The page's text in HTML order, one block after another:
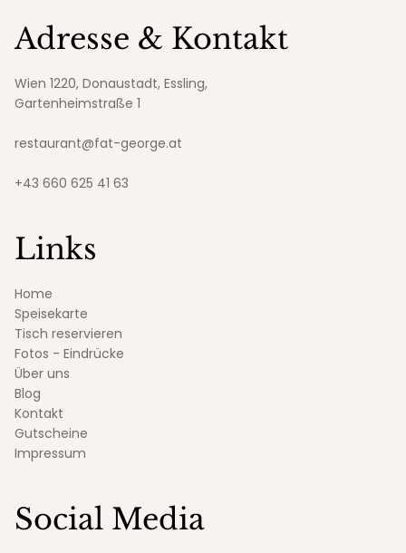
Adresse & Kontakt
Wien 1220, Donaustadt, Essling,
Gartenheimstraße 1
restaurant@fat-george.at
+43 660 625 41 63
Links
Home
Speisekarte
Tisch reservieren
Fotos - Eindrücke
Über uns
Blog
Kontakt
Gutscheine
Impressum
Social Media